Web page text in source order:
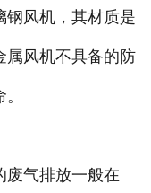
钢风机，其材质是
属风机不具备的防
气排放一般在